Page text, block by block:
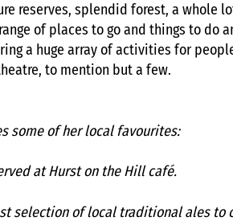
reserves, splendid forest, a whole
of places to go and things to do
a huge array of activities for
to mention but a few.
some of her local favourites:
at Hurst on the Hill café.
selection of local traditional ales to